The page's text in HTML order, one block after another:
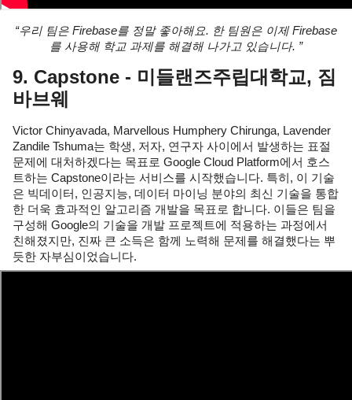
“우리 팀은 Firebase를 정말 좋아해요. 한 팀원은 이제 Firebase
를 사용해 학교 과제를 해결해 나가고 있습니다. ”
9. Capstone - 미들랜즈주립대학교, 짐
바브웨
Victor Chinyavada, Marvellous Humphery Chirunga, Lavender
Zandile Tshuma는 학생, 저자, 연구자 사이에서 발생하는 표절
문제에 대처하겠다는 목표로 Google Cloud Platform에서 호스
트하는 Capstone이라는 서비스를 시작했습니다. 특히, 이 기술
은 빅데이터, 인공지능, 데이터 마이닝 분야의 최신 기술을 통합
한 더욱 효과적인 알고리즘 개발을 목표로 합니다. 이들은 팀을
구성해 Google의 기술을 개발 프로젝트에 적용하는 과정에서
친해졌지만, 진짜 큰 소득은 함께 노력해 문제를 해결했다는 뿌
듯한 자부심이었습니다.